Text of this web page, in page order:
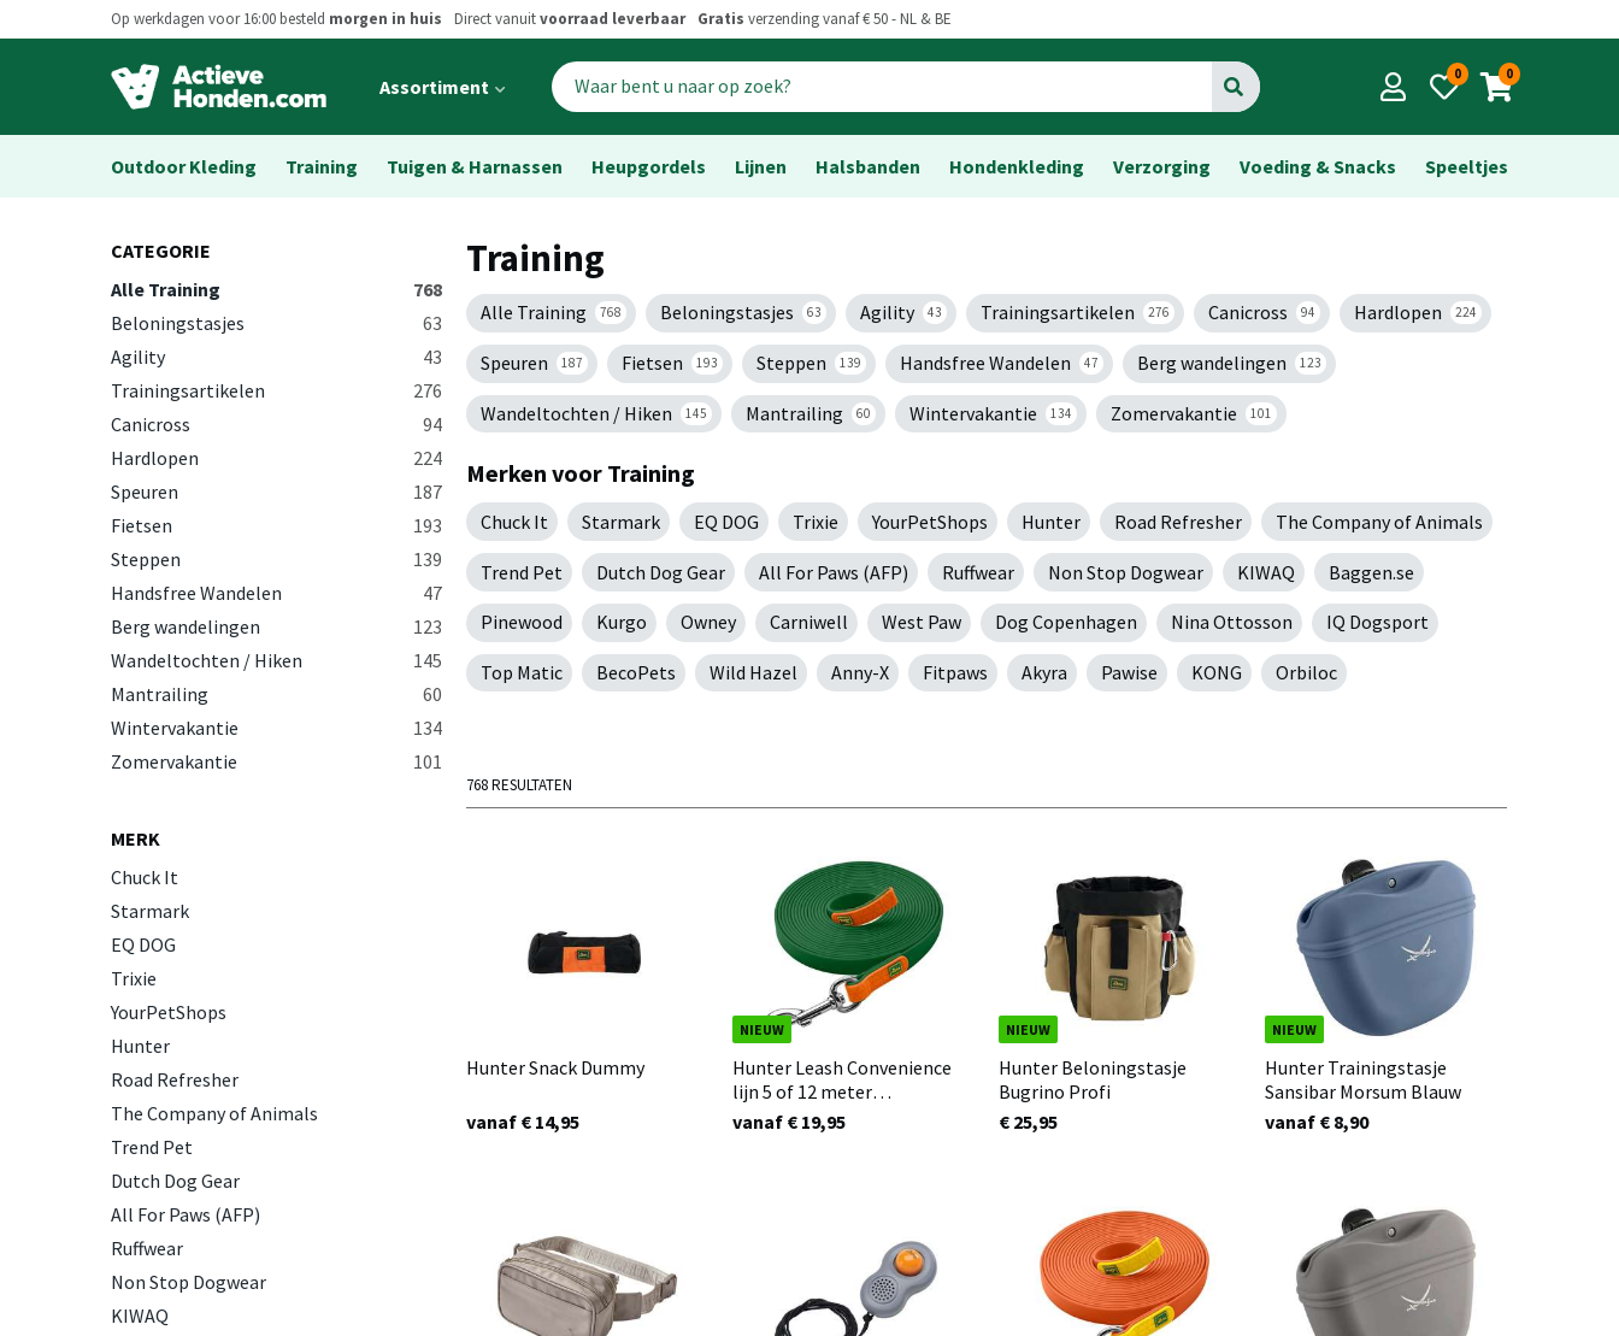
Op werkdagen voor 16:00 besteld morgen in huis Direct vanuitvoorraad leverbaar Gratis verzending vanaf € 50 - NL & BE
Open
menu
Assortiment Go 0 0
Outdoor Kleding Training Tuigen & Harnassen Heupgordels Lijnen Halsbanden Hondenkleding Verzorging Voeding & Snacks Speeltjes
CATEGORIE
Alle Training
768
Beloningstasjes
63
Agility
43
Trainingsartikelen
276
Canicross
94
Hardlopen
224
Speuren
187
Fietsen
193
Steppen
139
Handsfree Wandelen
47
Berg wandelingen
123
Wandeltochten / Hiken
145
Mantrailing
60
Wintervakantie
134
Zomervakantie
101
MERK
Chuck It
Starmark
EQ DOG
Trixie
YourPetShops
Hunter
Road Refresher
The Company of Animals
Trend Pet
Dutch Dog Gear
All For Paws (AFP)
Ruffwear
Non Stop Dogwear
KIWAQ
Training
Alle Training 768 Beloningstasjes 63 Agility 43 Trainingsartikelen 276 Canicross 94 Hardlopen 224
Speuren 187 Fietsen 193 Steppen 139 Handsfree Wandelen 47 Berg wandelingen 123
Wandeltochten / Hiken 145 Mantrailing 60 Wintervakantie 134 Zomervakantie 101
Merken voor Training
Chuck It Starmark EQ DOG Trixie YourPetShops Hunter Road Refresher The Company of Animals
Trend Pet Dutch Dog Gear All For Paws (AFP) Ruffwear Non Stop Dogwear KIWAQ Baggen.se
Pinewood Kurgo Owney Carniwell West Paw Dog Copenhagen Nina Ottosson IQ Dogsport
Top Matic BecoPets Wild Hazel Anny-X Fitpaws Akyra Pawise KONG Orbiloc
768 RESULTATEN
Hunter Snack Dummy
vanaf € 14,95
NIEUW
Hunter Leash Convenience
lijn 5 of 12 meter
Donkergroen
vanaf € 19,95
NIEUW
Hunter Beloningstasje
Bugrino Profi
€ 25,95
NIEUW
Hunter Trainingstasje
Sansibar Morsum Blauw
vanaf € 8,90